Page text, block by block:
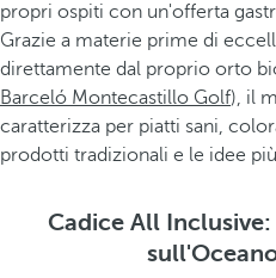
propri ospiti con un'offerta
Grazie a materie prime di
direttamente dal proprio orto
Barceló Montecastillo Golf), il
caratterizza per piatti sani,
prodotti tradizionali e le idee
Cadice All